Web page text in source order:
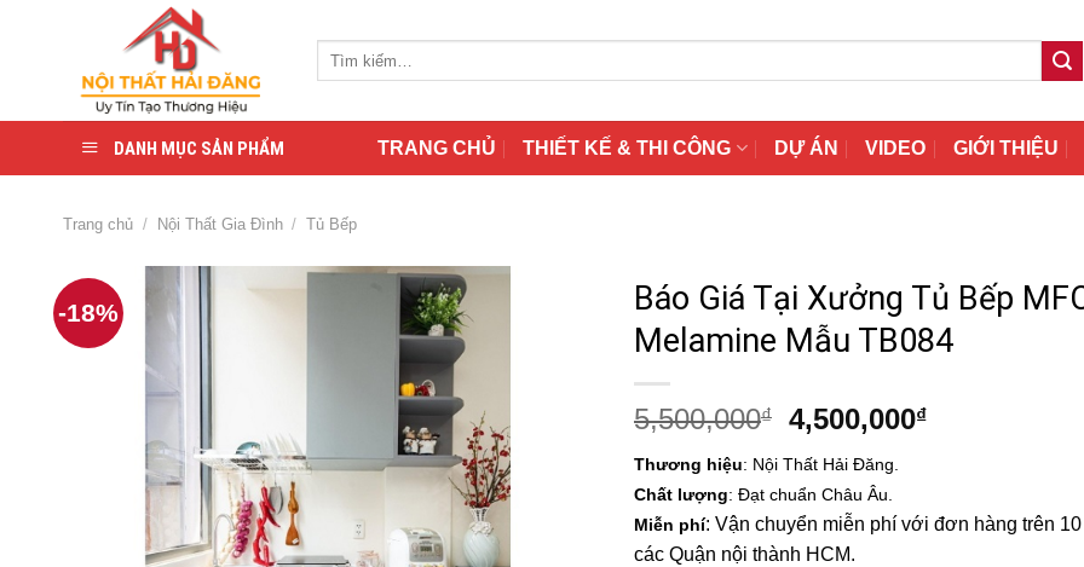
DANH MỤC SẢN PHẨM TRANG CHỦ THIẾT KẾ & THI CÔNG DỰ ÁN VIDEO GIỚI THIỆU
Trang chủ / Nội Thất Gia Đình / Tủ Bếp
-18%
Báo Giá Tại Xưởng Tủ Bếp
Melamine Mẫu TB084
5,500,000₫
Giá
là:
5,500,000₫.
4,500,000₫Giá
4,500,000₫.
Thương hiệu: Nội Thất Hải Đăng.
Chất lượng: Đạt chuẩn Châu Âu.
Miễn phí: Vận chuyển miễn phí với đơn hàng trên 10
các Quận nội thành HCM.